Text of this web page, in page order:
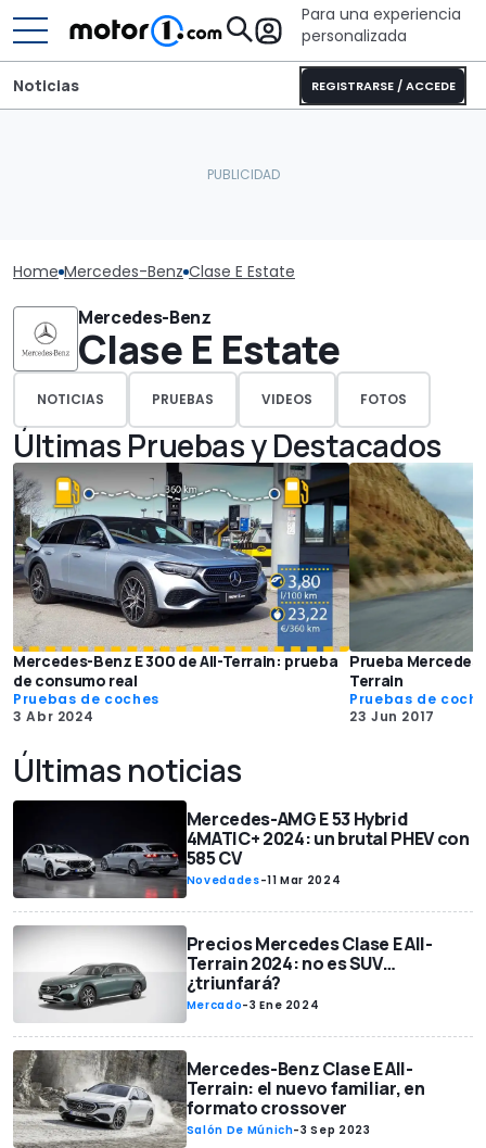
Para una experiencia
personalizada
REGISTRARSE / ACCEDE
Noticias
Home Mercedes-Benz Clase E Estate
Mercedes-Benz
Clase E Estate
NOTICIAS PRUEBAS VIDEOS FOTOS
Últimas Pruebas y Destacados
Mercedes-Benz E 300 de All-Terrain: prueba
de consumo real
Pruebas de coches
3 Abr 2024
Prueba
Terrain
Pruebas de
23 Jun 2017
Últimas noticias
Mercedes-AMG E 53 Hybrid
4MATIC+ 2024: un brutal PHEV con
585 CV
Novedades-11 Mar 2024
Precios Mercedes Clase E All-
Terrain 2024: no es SUV…
¿triunfará?
Mercado-3 Ene 2024
Mercedes-Benz Clase E All-
Terrain: el nuevo familiar, en
formato crossover
Salón De Múnich-3 Sep 2023